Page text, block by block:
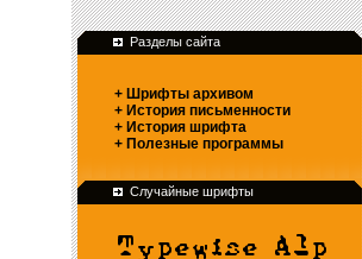
Разделы сайта
+ Шрифты архивом
+ История письменности
+ История шрифта
+ Полезные программы
Случайные шрифты